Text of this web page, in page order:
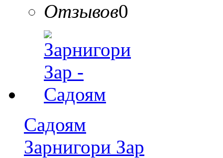
Отзывов0
Садоям
Зарнигори Зар